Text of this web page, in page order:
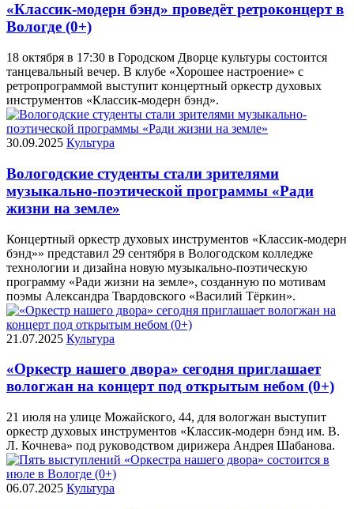
«Классик-модерн бэнд» проведёт ретроконцерт в
Вологде (0+)
18 октября в 17:30 в Городском Дворце культуры состоится
танцевальный вечер. В клубе «Хорошее настроение» с
ретропрограммой выступит концертный оркестр духовых
инструментов «Классик-модерн бэнд».
30.09.2025 Культура
Вологодские студенты стали зрителями
музыкально-поэтической программы «Ради
жизни на земле»
Концертный оркестр духовых инструментов «Классик-модерн
бэнд»» представил 29 сентября в Вологодском колледже
технологии и дизайна новую музыкально-поэтическую
программу «Ради жизни на земле», созданную по мотивам
поэмы Александра Твардовского «Василий Тёркин».
21.07.2025 Культура
«Оркестр нашего двора» сегодня приглашает
вологжан на концерт под открытым небом (0+)
21 июля на улице Можайского, 44, для вологжан выступит
оркестр духовых инструментов «Классик-модерн бэнд им. В.
Л. Кочнева» под руководством дирижера Андрея Шабанова.
06.07.2025 Культура